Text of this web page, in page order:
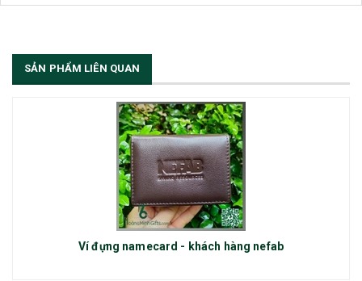
SẢN PHẨM LIÊN QUAN
Ví đựng namecard - khách hàng nefab